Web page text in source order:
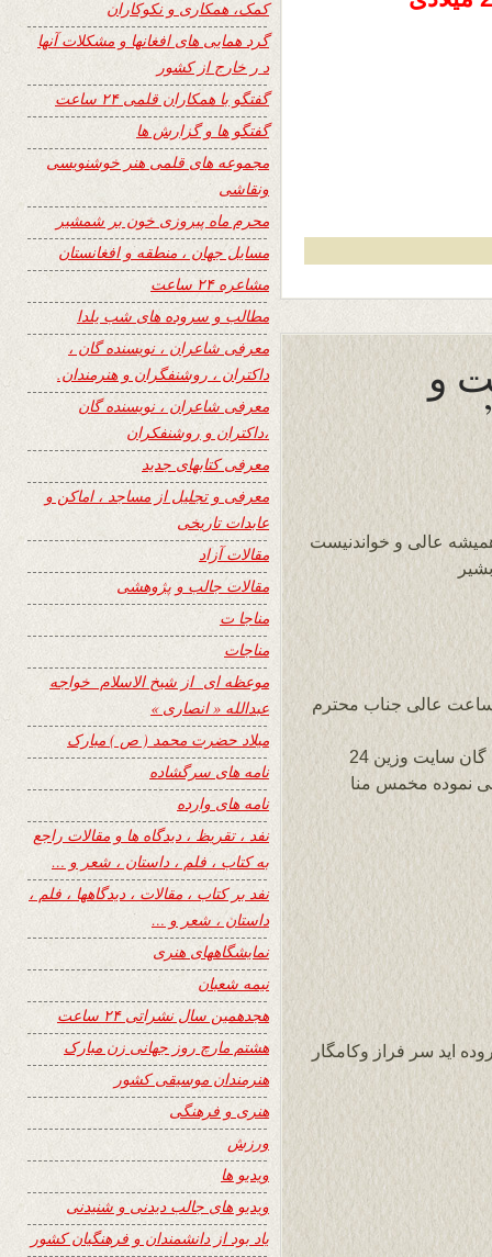
و
عالی و خواندنیست
به رهبر خردمند سایت وزین و شهیر 24 ساعت عالی جناب محترم
از لطف مستدام شما، هیئت تحریر و تیم خبره گان سایت وزین 24
نموده مخمس منا
ايد سر فراز وكامگار
کمک، همکاری و نکوکاران
گرد همایی های افغانها و مشکلات آنها
د ر خارج از کشور
گفتگو با همکاران قلمی ۲۴ ساعت
گفتگو ها و گزارش ها
مجموعه های قلمی هنر خوشنویسی
ونقاشی
محرم ماه پیروزی خون بر شمشیر
مسایل جهان ، منطقه و افغانستان
مشاعره ۲۴ ساعت
مطالب و سروده های شب یلدا
معرفی شاعران ، نویسنده گان ،
داکتران ، روشنفگران و هنرمندان.
معرفی شاعران ، نویسنده گان
،داکتران و روشنفکران
معرفی کتابهای جدید
معرفی و تجلیل از مساجد ، اماکن و
عابدات تاریخی
مقالات آزاد
مقالات جالب و پژوهشی
مناجا ت
مناجات
موعظه ای از شیخ الاسلام خواجه
عبدالله « انصاری »
میلاد حضرت محمد ( ص ) مبارک
نامه های سرگشاده
نامه های وارده
نفد ، تقریظ ، دیدگاه ها و مقالات راجع
به کتاب ، فلم ، داستان ، شعر و …
نفد بر کتاب ، مقالات ، دیدگاهها ، فلم ،
داستان ، شعر و …
نمایشگاههای هنری
نیمه شعبان
هجدهمین سال نشراتی ۲۴ ساعت
هشتم مارچ روز جهانی زن مبارک
هنرمندان موسیقی کشور
هنری و فرهنگی
ورزش
ویدیو ها
ویدیو های جالب دیدنی و شنیدنی
یاد بود از دانشمندان و فرهنگیان کشور